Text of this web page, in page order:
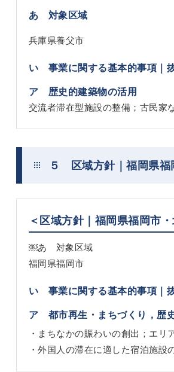
あ 対象区域
兵庫県養父市
い 事業に関する基本的事項｜
ア 歴史的建築物の活用
交流者滞在型施設の整備；古民家
５ 区域方針｜福岡県福
＜区域方針｜福岡県福岡市
￼あ 対象区域
福岡県福岡市
い 事業に関する基本的事項｜
ア 都市再生・まちづくり，歴
・まちなかの賑わいの創出；エリ
・外国人の滞在に適した宿泊施設